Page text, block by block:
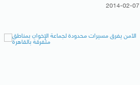
2014-02-07